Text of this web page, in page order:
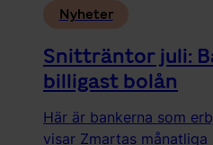
Nyheter
Snitträntor juli:
billigast bolån
Här är bankerna som
visar Zmartas månatliga